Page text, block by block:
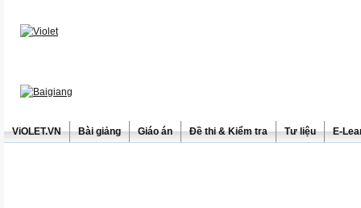
ViOLET.VN Bài giảng Giáo án Đề thi & Kiểm tra Tư liệu E-